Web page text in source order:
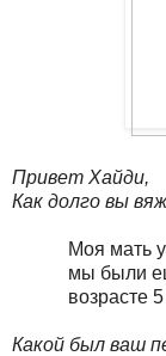
Привет Хайди,
Как долго вы
Моя мать
мы были
возрасте 5
Какой был ваш